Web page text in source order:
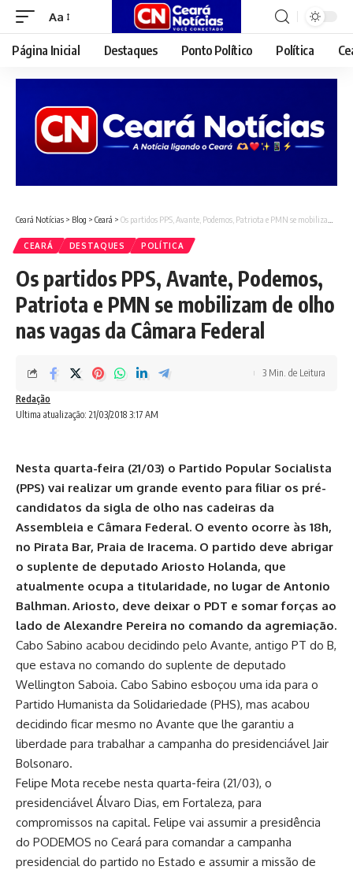
Font
Resizer
Aa
Página Inicial Destaques Ponto Político Política
Ceará Notícias > Blog > Ceará > Os partidos PPS, Avante, Podemos, Patriota e PMN se mobilizam de olho nas vagas da Câmara Federal
CEARÁ DESTAQUES POLÍTICA
Os partidos PPS, Avante, Podemos,
Patriota e PMN se mobilizam de olho
nas vagas da Câmara Federal
Ultima atualização: 21/03/2018 3:17 AM
Redação
3 Min. de Leitura
Nesta quarta-feira (21/03) o Partido Popular Socialista
(PPS) vai realizar um grande evento para filiar os pré-
candidatos da sigla de olho nas cadeiras da
Assembleia e Câmara Federal. O evento ocorre às 18h,
no Pirata Bar, Praia de Iracema. O partido deve abrigar
o suplente de deputado Ariosto Holanda, que
atualmente ocupa a titularidade, no lugar de Antonio
Balhman. Ariosto, deve deixar o PDT e somar forças ao
lado de Alexandre Pereira no comando da agremiação.
Cabo Sabino acabou decidindo pelo Avante, antigo PT do B,
que estava no comando do suplente de deputado
Wellington Saboia. Cabo Sabino esboçou uma ida para o
Partido Humanista da Solidariedade (PHS), mas acabou
decidindo ficar mesmo no Avante que lhe garantiu a
liberdade para trabalhar a campanha do presidenciável Jair
Bolsonaro.
Felipe Mota recebe nesta quarta-feira (21/03), o
presidenciável Álvaro Dias, em Fortaleza, para
compromissos na capital. Felipe vai assumir a presidência
do PODEMOS no Ceará para comandar a campanha
presidencial do partido no Estado e assumir a missão de